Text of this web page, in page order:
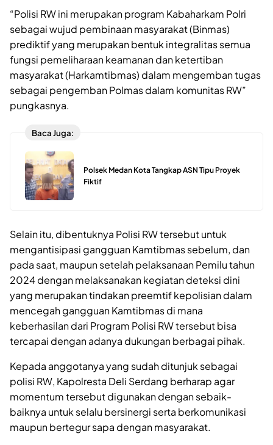
“Polisi RW ini merupakan program Kabaharkam Polri
sebagai wujud pembinaan masyarakat (Binmas)
prediktif yang merupakan bentuk integralitas semua
fungsi pemeliharaan keamanan dan ketertiban
masyarakat (Harkamtibmas) dalam mengemban tugas
sebagai pengemban Polmas dalam komunitas RW”
pungkasnya.
Baca Juga:
Polsek Medan Kota Tangkap ASN Tipu Proyek
Fiktif
Selain itu, dibentuknya Polisi RW tersebut untuk
mengantisipasi gangguan Kamtibmas sebelum, dan
pada saat, maupun setelah pelaksanaan Pemilu tahun
2024 dengan melaksanakan kegiatan deteksi dini
yang merupakan tindakan preemtif kepolisian dalam
mencegah gangguan Kamtibmas di mana
keberhasilan dari Program Polisi RW tersebut bisa
tercapai dengan adanya dukungan berbagai pihak.
Kepada anggotanya yang sudah ditunjuk sebagai
polisi RW, Kapolresta Deli Serdang berharap agar
momentum tersebut digunakan dengan sebaik-
baiknya untuk selalu bersinergi serta berkomunikasi
maupun bertegur sapa dengan masyarakat.